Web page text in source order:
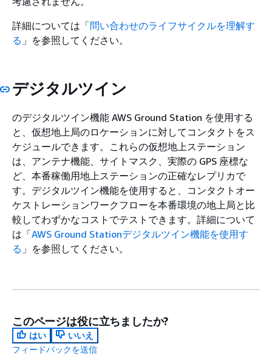
詳細については「問い合わせのライフサイクルを理解す
る 」を参照してください。
デジタルツイン
のデジタルツイン機能 AWS Ground Station を使用する
と、仮想地上局のロケーションに対してコンタクトをス
ケジュールできます。これらの仮想地上ステーション
は、アンテナ機能、サイトマスク、実際の GPS 座標な
ど、本番稼働用地上ステーションの正確なレプリカで
す。デジタルツイン機能を使用すると、コンタクトオー
ケストレーションワークフローを本番環境の地上局と比
較してわずかなコストでテストできます。詳細について
は「AWS Ground Stationデジタルツイン機能を使用す
る 」を参照してください。
このページは役に立ちましたか?
はい
いいえ
フィードバックを送信